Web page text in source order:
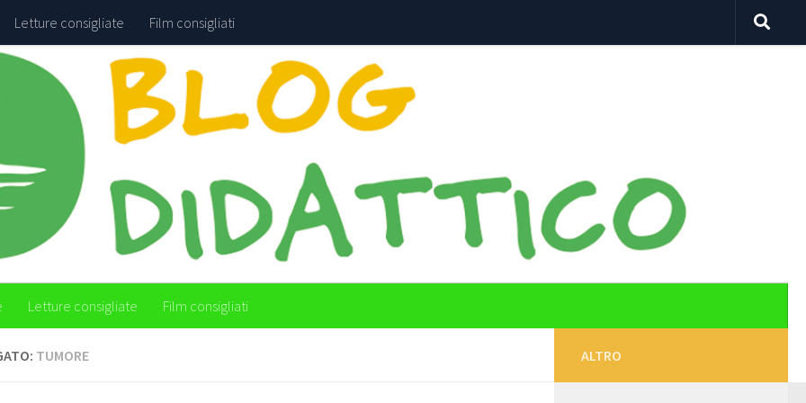
Letture consigliate Film consigliati
Letture consigliate Film consigliati
TUMORE ALTRO